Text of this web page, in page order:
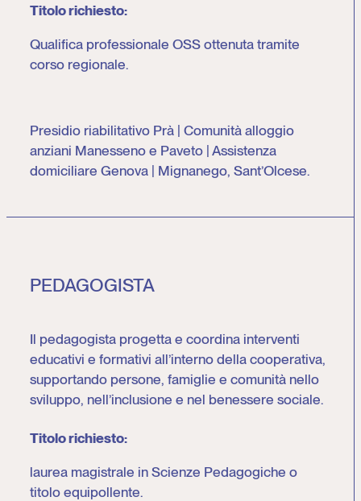
Titolo richiesto:
Qualifica professionale OSS ottenuta tramite
corso regionale.
Presidio riabilitativo Prà | Comunità alloggio
anziani Manesseno e Paveto | Assistenza
domiciliare Genova | Mignanego, Sant’Olcese.
PEDAGOGISTA
Il pedagogista progetta e coordina interventi
educativi e formativi all’interno della cooperativa,
supportando persone, famiglie e comunità nello
sviluppo, nell’inclusione e nel benessere sociale.
Titolo richiesto:
laurea magistrale in Scienze Pedagogiche o
titolo equipollente.